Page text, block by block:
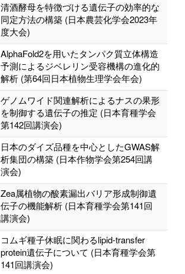
清酒酵母を特徴づける遺伝子の効率的な
同定方法の構築 (日本農芸化学会2023年
度大会)
AlphaFold2を用いたタンパク質立体構造
予測によるジベレリン受容機構の進化的
解析 (第64回日本植物生理学会年会)
ゲノムワイド関連解析によるナスの果形
を制御する遺伝子の推定 (日本育種学会
第142回講演会)
日本のダイズ品種を中心としたGWAS解
析集団の構築 (日本作物学会第254回講
演会)
Zea属植物の酸素漏出バリア形成制御遺
伝子の機能解析 (日本育種学会第141回
講演会)
コムギ種子休眠に関わるlipid-transfer
protein遺伝子について (日本育種学会第
141回講演会)